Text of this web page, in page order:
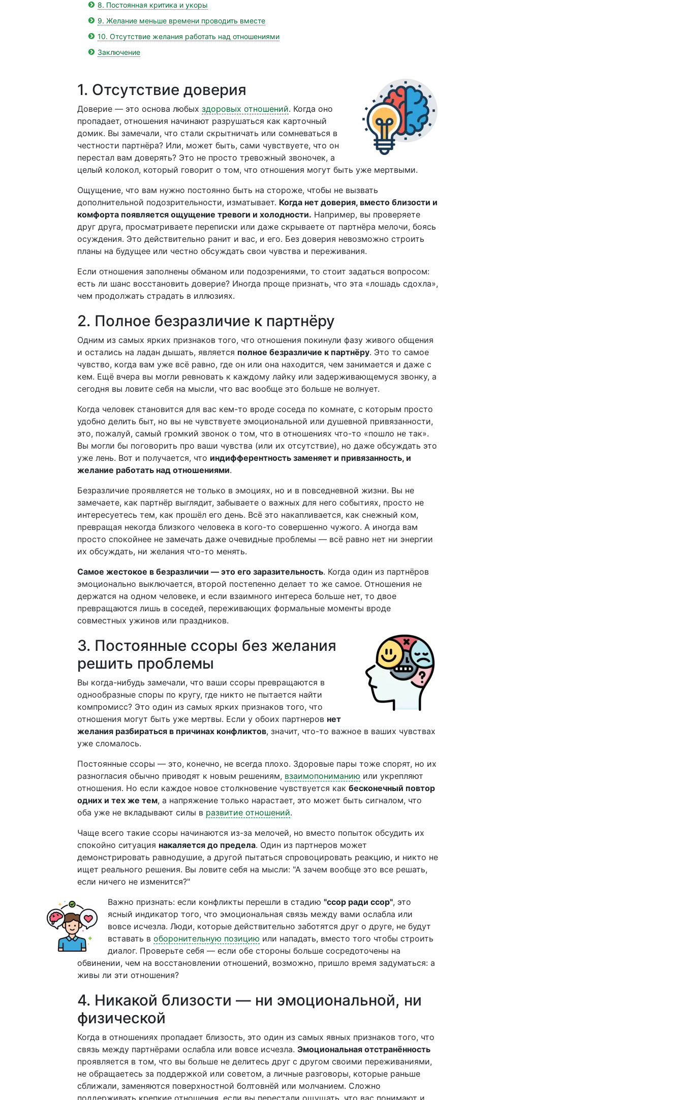
8. Постоянная критика и укоры
9. Желание меньше времени проводить вместе
10. Отсутствие желания работать над отношениями
Заключение
1. Отсутствие доверия
Доверие — это основа любых здоровых отношений. Когда оно
пропадает, отношения начинают разрушаться как карточный
домик. Вы замечали, что стали скрытничать или сомневаться в
честности партнёра? Или, может быть, сами чувствуете, что он
перестал вам доверять? Это не просто тревожный звоночек, а
целый колокол, который говорит о том, что отношения могут быть уже мертвыми.
Ощущение, что вам нужно постоянно быть на стороже, чтобы не вызвать
дополнительной подозрительности, изматывает. Когда нет доверия, вместо близости и
комфорта появляется ощущение тревоги и холодности. Например, вы проверяете
друг друга, просматриваете переписки или даже скрываете от партнёра мелочи, боясь
осуждения. Это действительно ранит и вас, и его. Без доверия невозможно строить
планы на будущее или честно обсуждать свои чувства и переживания.
Если отношения заполнены обманом или подозрениями, то стоит задаться вопросом:
есть ли шанс восстановить доверие? Иногда проще признать, что эта «лошадь сдохла»,
чем продолжать страдать в иллюзиях.
2. Полное безразличие к партнёру
Одним из самых ярких признаков того, что отношения покинули фазу живого общения
и остались на ладан дышать, является полное безразличие к партнёру. Это то самое
чувство, когда вам уже всё равно, где он или она находится, чем занимается и даже с
кем. Ещё вчера вы могли ревновать к каждому лайку или задерживающемуся звонку, а
сегодня вы ловите себя на мысли, что вас вообще это больше не волнует.
Когда человек становится для вас кем-то вроде соседа по комнате, с которым просто
удобно делить быт, но вы не чувствуете эмоциональной или душевной привязанности,
это, пожалуй, самый громкий звонок о том, что в отношениях что-то «пошло не так».
Вы могли бы поговорить про ваши чувства (или их отсутствие), но даже обсуждать это
уже лень. Вот и получается, что индифферентность заменяет и привязанность, и
желание работать над отношениями.
Безразличие проявляется не только в эмоциях, но и в повседневной жизни. Вы не
замечаете, как партнёр выглядит, забываете о важных для него событиях, просто не
интересуетесь тем, как прошёл его день. Всё это накапливается, как снежный ком,
превращая некогда близкого человека в кого-то совершенно чужого. А иногда вам
просто спокойнее не замечать даже очевидные проблемы — всё равно нет ни энергии
их обсуждать, ни желания что-то менять.
Самое жестокое в безразличии — это его заразительность. Когда один из партнёров
эмоционально выключается, второй постепенно делает то же самое. Отношения не
держатся на одном человеке, и если взаимного интереса больше нет, то двое
превращаются лишь в соседей, переживающих формальные моменты вроде
совместных ужинов или праздников.
3. Постоянные ссоры без желания
решить проблемы
Вы когда-нибудь замечали, что ваши ссоры превращаются в
однообразные споры по кругу, где никто не пытается найти
компромисс? Это один из самых ярких признаков того, что
отношения могут быть уже мертвы. Если у обоих партнеров нет
желания разбираться в причинах конфликтов, значит, что-то важное в ваших чувствах
уже сломалось.
Постоянные ссоры — это, конечно, не всегда плохо. Здоровые пары тоже спорят, но их
разногласия обычно приводят к новым решениям, взаимопониманию или укрепляют
отношения. Но если каждое новое столкновение чувствуется как бесконечный повтор
одних и тех же тем, а напряжение только нарастает, это может быть сигналом, что
оба уже не вкладывают силы в развитие отношений.
Чаще всего такие ссоры начинаются из-за мелочей, но вместо попыток обсудить их
спокойно ситуация накаляется до предела. Один из партнеров может
демонстрировать равнодушие, а другой пытаться спровоцировать реакцию, и никто не
ищет реального решения. Вы ловите себя на мысли: "А зачем вообще это все решать,
если ничего не изменится?"
Важно признать: если конфликты перешли в стадию "ссор ради ссор", это
ясный индикатор того, что эмоциональная связь между вами ослабла или
вовсе исчезла. Люди, которые действительно заботятся друг о друге, не будут
вставать в оборонительную позицию или нападать, вместо того чтобы строить
диалог. Проверьте себя — если обе стороны больше сосредоточены на
обвинении, чем на восстановлении отношений, возможно, пришло время задуматься: а
живы ли эти отношения?
4. Никакой близости — ни эмоциональной, ни
физической
Когда в отношениях пропадает близость, это один из самых явных признаков того, что
связь между партнёрами ослабла или вовсе исчезла. Эмоциональная отстранённость
проявляется в том, что вы больше не делитесь друг с другом своими переживаниями,
не обращаетесь за поддержкой или советом, а личные разговоры, которые раньше
сближали, заменяются поверхностной болтовнёй или молчанием. Сложно
поддерживать крепкие отношения, если вы перестали ощущать, что вас понимают и